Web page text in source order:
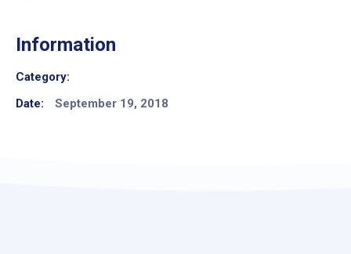
Information
Category:
Date:
September 19, 2018